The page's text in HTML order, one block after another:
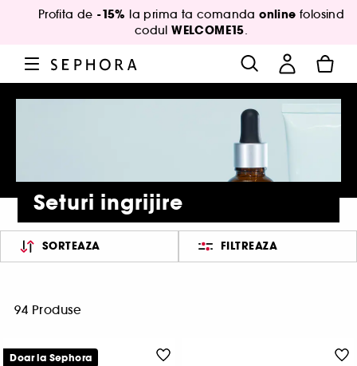
Profita de -15% la prima ta comandaonline folosind
codulWELCOME15.
Seturi ingrijire
SORTEAZA FILTREAZA
94 Produse
Doar la Sephora